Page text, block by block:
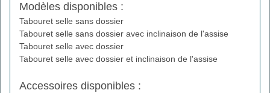
Modèles disponibles :
Tabouret selle sans dossier
Tabouret selle sans dossier avec inclinaison de l'assise
Tabouret selle avec dossier
Tabouret selle avec dossier et inclinaison de l'assise
Accessoires disponibles :